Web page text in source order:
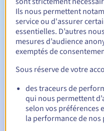
Période de rédemption
Notifications
Emails d'avertissement :
date d'échéance
E-mail le jour de
Ils nous permettent
service ou d'assurer
essentielles. D’autres
mesures d’audience
exemptés de
Sous réserve de votre
des traceurs de
qui nous permettent
selon vos préférences
la performance de nos